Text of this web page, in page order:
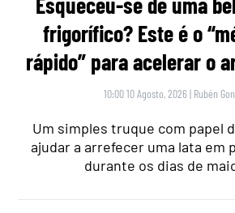
frigorífico? Este é o
rápido” para acelerar o
10:00 10 Agosto, 2026 | Rubén
Um simples truque com papel
ajudar a arrefecer uma lata em
durante os dias de